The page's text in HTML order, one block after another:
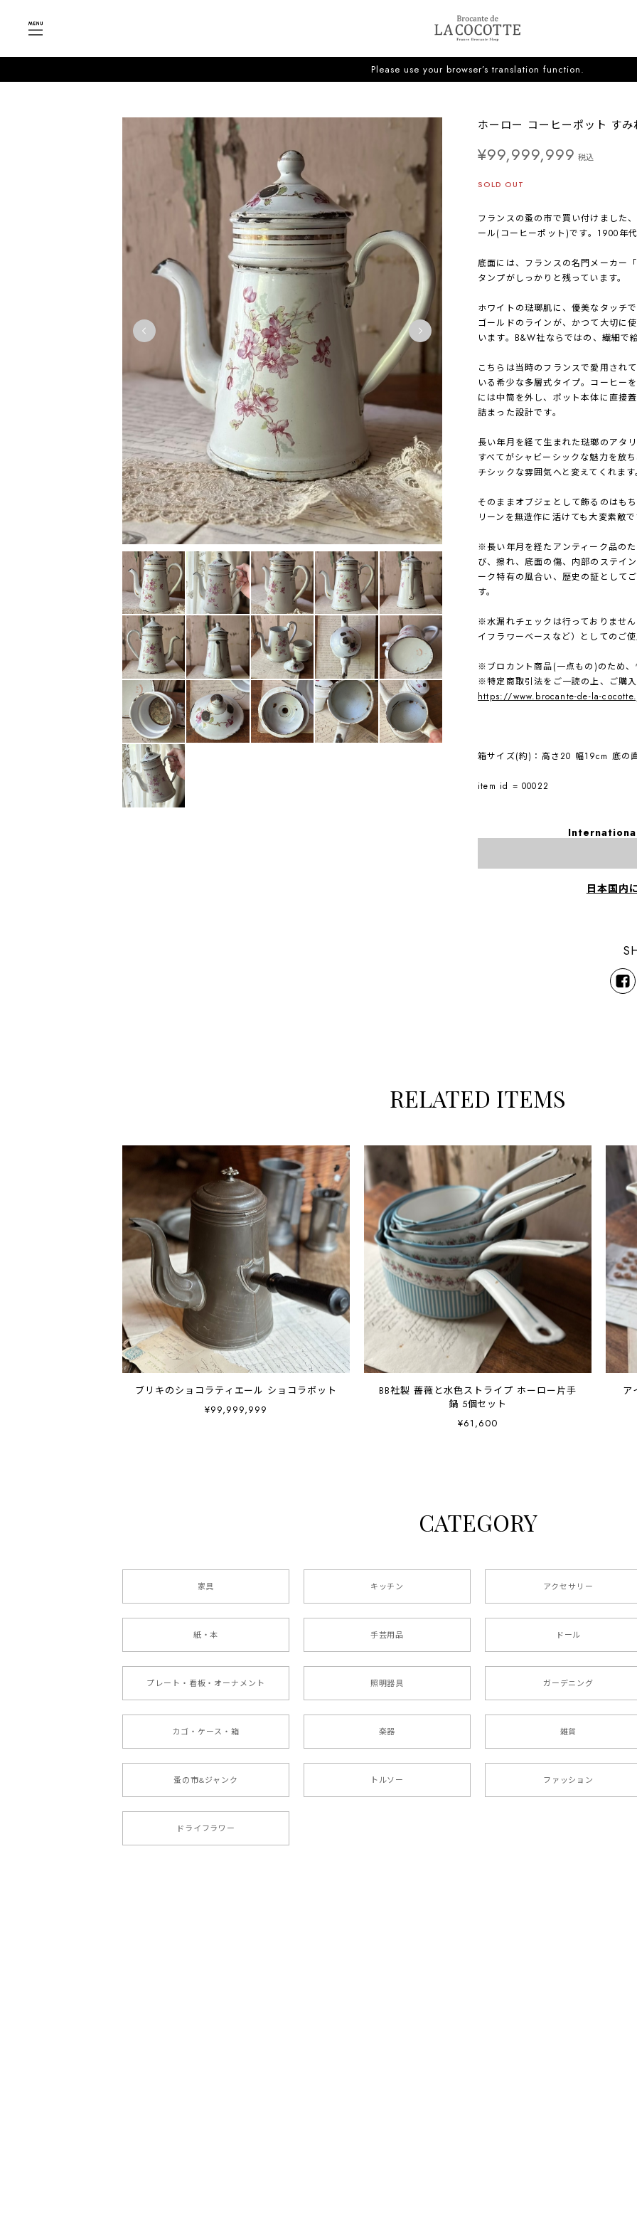
Please use your browser’s translation function.
ホーロー コーヒーポット す
¥99,999,999 税込
SOLD OUT
フランスの蚤の市で買い付けました
ール(コーヒーポット)です。1900年
底面には、フランスの名門メーカー
タンプがしっかりと残っています。
ホワイトの琺瑯肌に、優美なタッチ
ゴールドのラインが、かつて大切に
います。B&W社ならではの、繊細で
こちらは当時のフランスで愛用され
いる希少な多層式タイプ。コーヒー
には中筒を外し、ポット本体に直接
詰まった設計です。
長い年月を経て生まれた琺瑯のアタ
すべてがシャビーシックな魅力を放
チシックな雰囲気へと変えてくれま
そのままオブジェとして飾るのはも
リーンを無造作に活けても大変素敵
※長い年月を経たアンティーク品の
び、擦れ、底面の傷、内部のステイ
ーク特有の風合い、歴史の証として
す。
※水漏れチェックは行っておりませ
イフラワーベースなど）としてのご
※ブロカント商品(一点もの)のため
※特定商取引法をご一読の上、ご購
https://www.brocante-de-la-
箱サイズ(約)：高さ20 幅19cm 底の
item id = 00022
日本国内
RELATED ITEMS
ブリキのショコラティエール ショコラポット
¥99,999,999
BB社製 薔薇と水色ストライプ ホーロー片手
鍋 5個セット
¥61,600
ア
CATEGORY
家具 キッチン アクセサリー
紙・本 手芸用品 ドール
プレート・看板・オーナメント 照明器具 ガーデニング
カゴ・ケース・箱 楽器 雑貨
蚤の市&ジャンク トルソー ファッション
ドライフラワー